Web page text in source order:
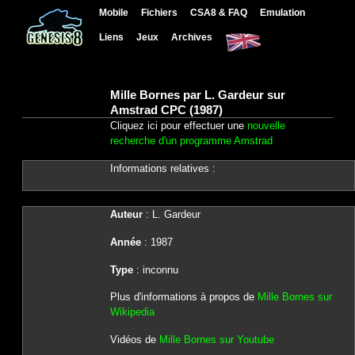
Mobile Fichiers CSA8 & FAQ Emulation
Liens Jeux Archives
Mille Bornes par L. Gardeur sur
Amstrad CPC (1987)
Cliquez ici pour effectuer une nouvelle
recherche d'un programme Amstrad
Informations relatives :
Auteur: L. Gardeur
Année: 1987
Type: inconnu
Plus d'informations à propos de Mille Bornes sur
Wikipedia
Vidéos de Mille Bornes sur Youtube